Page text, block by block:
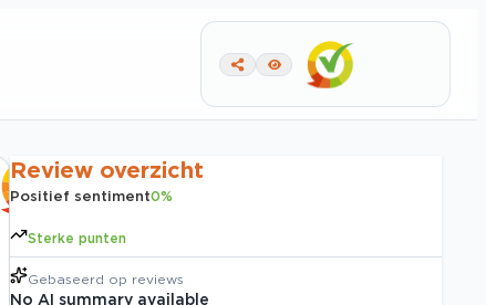
Review overzicht
Positief sentiment0%
Sterke punten
Gebaseerd op reviews
No AI summary available